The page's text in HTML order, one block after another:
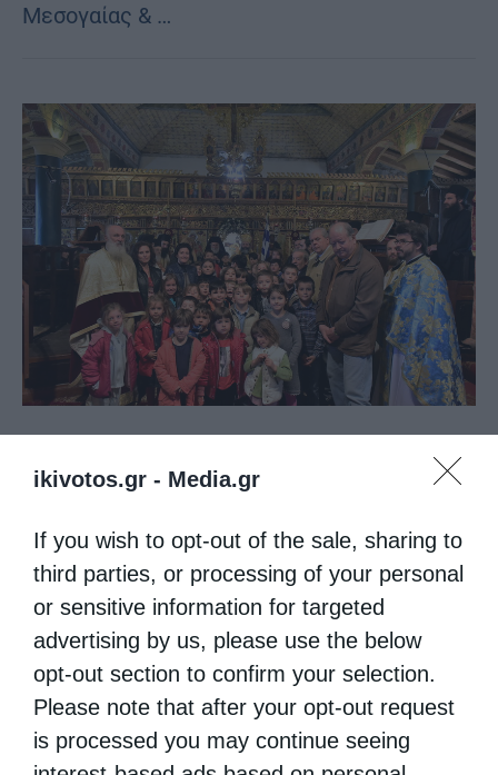
ikivotos.gr - Media.gr
If you wish to opt-out of the sale, sharing to
third parties, or processing of your personal
or sensitive information for targeted
advertising by us, please use the below
opt-out section to confirm your selection.
Please note that after your opt-out request
is processed you may continue seeing
Μεσογαίας & …
εκκλησία της Όσσας
απόkivotos 8 Νοεμβρίου 2016
Με επίκεντρο τον ιστορικό Ιερό Ναό των
Παμμεγίστων Ταξιαρχών Όσσης (του 17ου
αιώνα), όπου και ανευρέθηκαν τα Ιερά
Λείψανα των Αγίων Νεομαρτύρων Κυράννης